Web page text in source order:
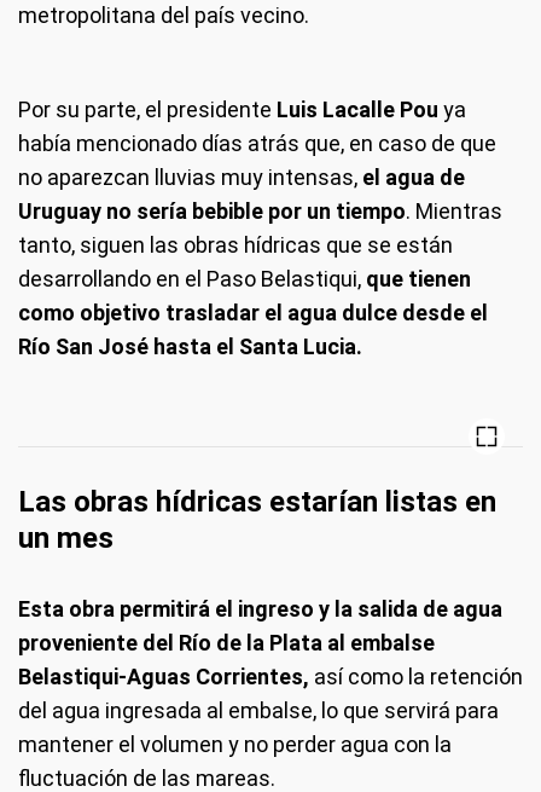
metropolitana del país vecino.
Por su parte, el presidente Luis Lacalle Pou ya
había mencionado días atrás que, en caso de que
no aparezcan lluvias muy intensas, el agua de
Uruguay no sería bebible por un tiempo. Mientras
tanto, siguen las obras hídricas que se están
desarrollando en el Paso Belastiqui, que tienen
como objetivo trasladar el agua dulce desde el
Río San José hasta el Santa Lucia.
Las obras hídricas estarían listas en
un mes
Esta obra permitirá el ingreso y la salida de agua
proveniente del Río de la Plata al embalse
Belastiqui-Aguas Corrientes, así como la retención
del agua ingresada al embalse, lo que servirá para
mantener el volumen y no perder agua con la
fluctuación de las mareas.